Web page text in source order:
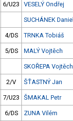
6/U23 VESELÝ Ondřej
SUCHÁNEK Daniel
4/DS TRNKA Tobiáš
5/DS MALÝ Vojtěch
SKOŘEPA Vojtěch
2/V ŠŤASTNÝ Jan
7/U23 ŠMAKAL Petr
6/DS ZUNA Vilém